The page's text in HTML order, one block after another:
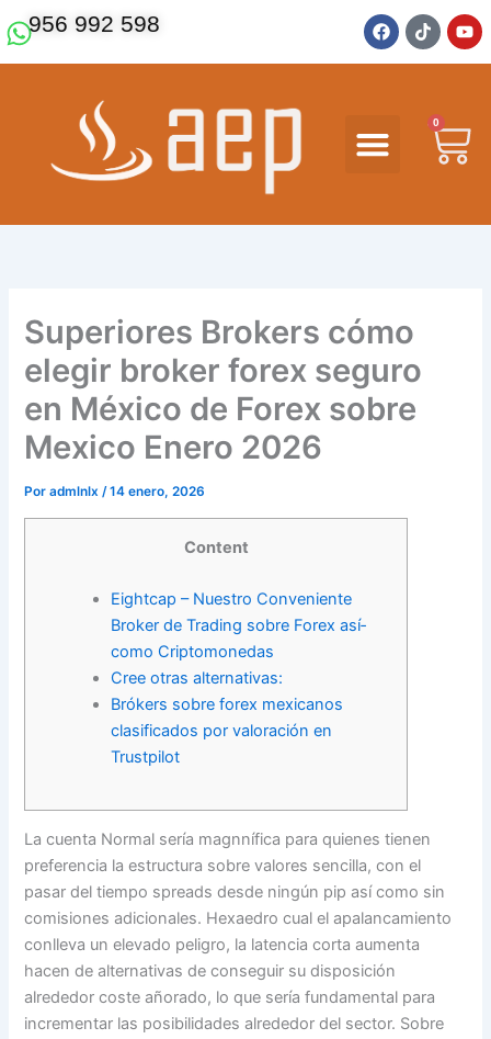
al
contenido
956 992 598
F
a
c
k
T
i
k
Y
o
u
e
0
Superiores Brokers cómo
elegir broker forex seguro
en México de Forex sobre
Mexico Enero 2026
Poradmlnlx/14 enero, 2026
Content
Eightcap – Nuestro Conveniente
Broker de Trading sobre Forex así­
como Criptomonedas
Cree otras alternativas:
Brókers sobre forex mexicanos
clasificados por valoración en
Trustpilot
La cuenta Normal serí­a magnnífica para quienes tienen
preferencia la estructura sobre valores sencilla, con el
pasar del tiempo spreads desde ningún pip así­ como sin
comisiones adicionales. Hexaedro cual el apalancamiento
conlleva un elevado peligro, la latencia corta aumenta
hacen de alternativas de conseguir su disposición
alrededor coste añorado, lo que serí­a fundamental para
incrementar las posibilidades alrededor del sector. Sobre